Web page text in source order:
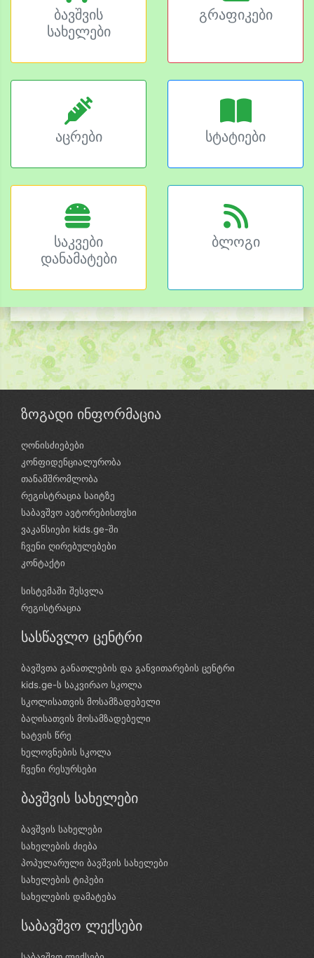
ბავშვის
სახელები
გრაფიკები
აცრები სტატიები
საკვები
დანამატები
ბლოგი
ზოგადი ინფორმაცია
ღონისძიებები
კონფიდენციალურობა
თანამშრომლობა
რეგისტრაცია საიტზე
საბავშვო ავტორებისთვსი
ვაკანსიები kids.ge-ში
ჩვენი ღირებულებები
კონტაქტი
სისტემაში შესვლა
რეგისტრაცია
სასწავლო ცენტრი
ბავშვთა განათლების და განვითარების ცენტრი
kids.ge-ს საკვირაო სკოლა
სკოლისათვის მოსამზადებელი
ბაღისათვის მოსამზადებელი
ხატვის წრე
ხელოვნების სკოლა
ჩვენი რესურსები
ბავშვის სახელები
ბავშვის სახელები
სახელების ძიება
პოპულარული ბავშვის სახელები
სახელების ტიპები
სახელების დამატება
საბავშვო ლექსები